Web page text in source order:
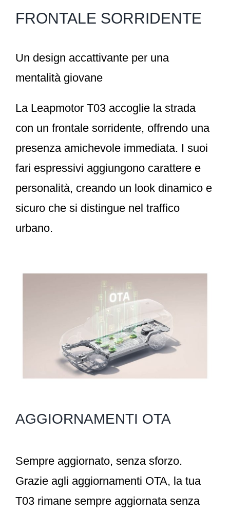
FRONTALE SORRIDENTE
Un design accattivante per una
mentalità giovane
La Leapmotor T03 accoglie la strada
con un frontale sorridente, offrendo una
presenza amichevole immediata. I suoi
fari espressivi aggiungono carattere e
personalità, creando un look dinamico e
sicuro che si distingue nel traffico
urbano.
AGGIORNAMENTI OTA
Sempre aggiornato, senza sforzo.
Grazie agli aggiornamenti OTA, la tua
T03 rimane sempre aggiornata senza